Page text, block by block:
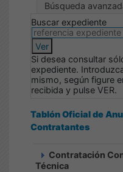
Búsqueda
Buscar expediente
Ver
Si desea consultar
expediente.
mismo, según figure
recibida y pulse VER.
Tablón Oficial de
Contratantes
Contratación
Técnica